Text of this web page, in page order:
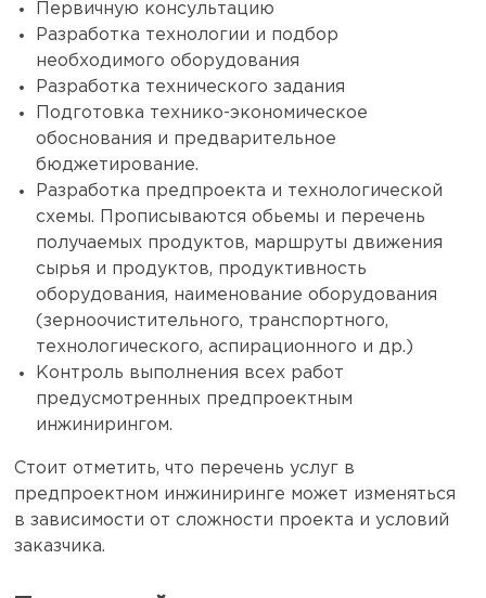
Первичную консультацию
Разработка технологии и подбор
необходимого оборудования
Разработка технического задания
Подготовка технико-экономическое
обоснования и предварительное
бюджетирование.
Разработка предпроекта и технологической
схемы. Прописываются обьемы и перечень
получаемых продуктов, маршруты движения
сырья и продуктов, продуктивность
оборудования, наименование оборудования
(зерноочистительного, транспортного,
технологического, аспирационного и др.)
Контроль выполнения всех работ
предусмотренных предпроектным
инжинирингом.
Стоит отметить, что перечень услуг в
предпроектном инжиниринге может изменяться
в зависимости от сложности проекта и условий
заказчика.